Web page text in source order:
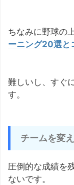
ちなみに野球の
ーニング20選と
難しいし、すぐ
す。
チームを変
圧倒的な成績を
ないです。